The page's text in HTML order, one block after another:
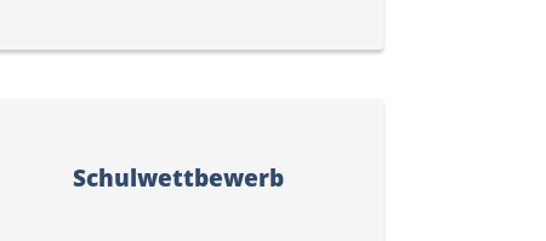
Schulwettbewerb